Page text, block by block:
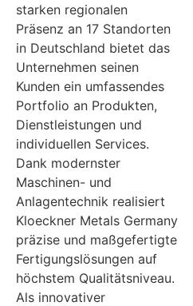
starken regionalen
Präsenz an 17 Standorten
in Deutschland bietet das
Unternehmen seinen
Kunden ein umfassendes
Portfolio an Produkten,
Dienstleistungen und
individuellen Services.
Dank modernster
Maschinen- und
Anlagentechnik realisiert
Kloeckner Metals Germany
präzise und maßgefertigte
Fertigungslösungen auf
höchstem Qualitätsniveau.
Als innovativer